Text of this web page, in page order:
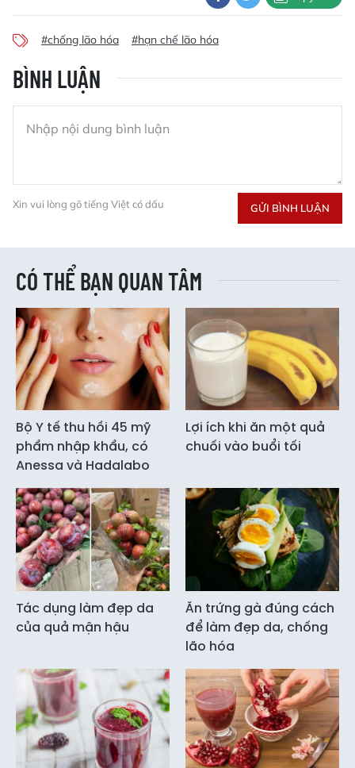
#chống lão hóa #hạn chế lão hóa
BÌNH LUẬN
Xin vui lòng gõ tiếng Việt có dấu GỬI BÌNH LUẬN
CÓ THỂ BẠN QUAN TÂM
Bộ Y tế thu hồi 45 mỹ
phẩm nhập khẩu, có
Anessa và Hadalabo
Lợi ích khi ăn một quả
chuối vào buổi tối
Tác dụng làm đẹp da
của quả mận hậu
Ăn trứng gà đúng cách
để làm đẹp da, chống
lão hóa